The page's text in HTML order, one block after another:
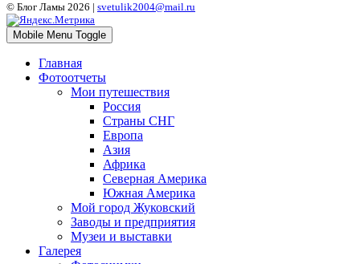
© Блог Ламы 2026 | svetulik2004@mail.ru
Mobile Menu Toggle
Главная
Фотоотчеты
Мои путешествия
Россия
Страны СНГ
Европа
Азия
Африка
Северная Америка
Южная Америка
Мой город Жуковский
Заводы и предприятия
Музеи и выставки
Галерея